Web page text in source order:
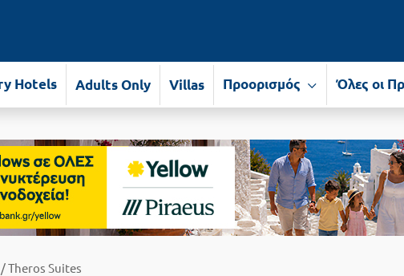
Hotels Adults Only Villas Προορισμός Όλες οι
/ Theros Suites